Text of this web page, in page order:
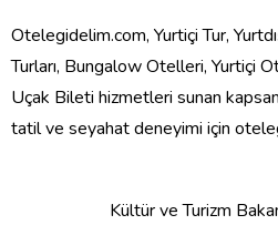
Otelegidelim.com, Yurtiçi Tur,
Turları, Bungalow Otelleri, Yurtiçi
Uçak Bileti hizmetleri sunan
tatil ve seyahat deneyimi için
Kültür ve Turizm